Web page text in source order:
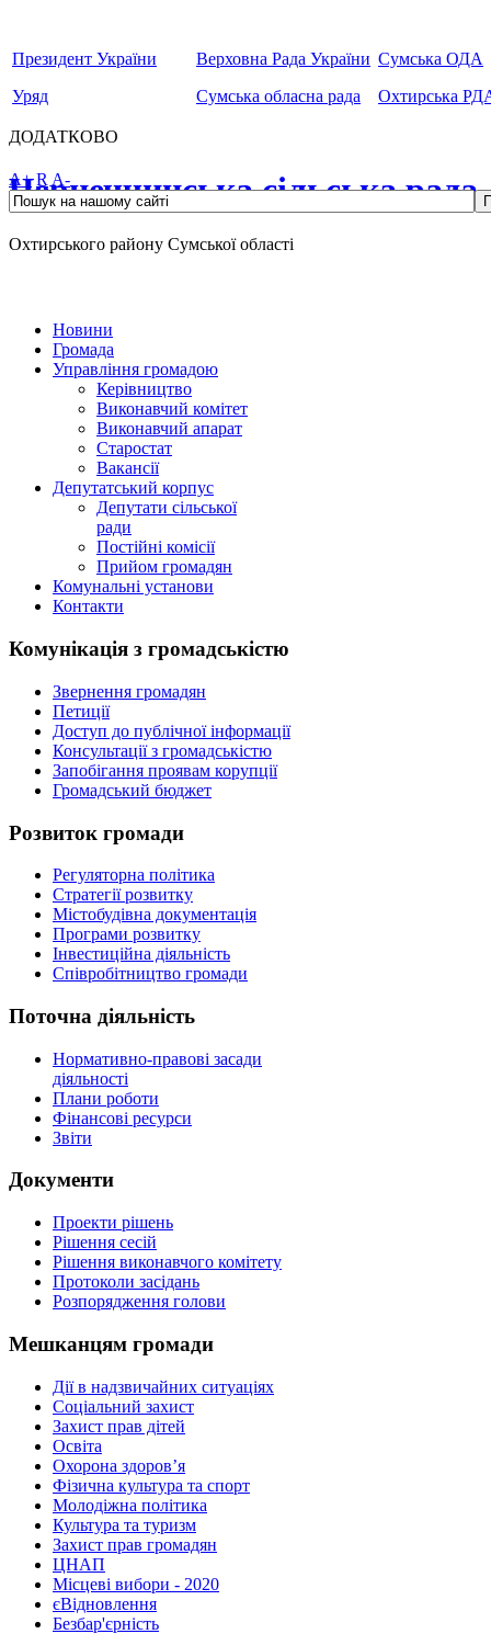
Президент України
Уряд
Верховна Рада України
Сумська обласна рада
Сумська ОДА
Охтирська
ДОДАТКОВО
Чернеччинська сільська рада
Охтирського району Сумської області
A+ RA-
Новини
Громада
Управління громадою
Керівництво
Виконавчий комітет
Виконавчий апарат
Старостат
Вакансії
Депутатський корпус
Депутати сільської
ради
Постійні комісії
Прийом громадян
Комунальні установи
Контакти
Комунікація з громадськістю
Звернення громадян
Петиції
Доступ до публічної інформації
Консультації з громадськістю
Запобігання проявам корупції
Громадський бюджет
Розвиток громади
Регуляторна політика
Стратегії розвитку
Містобудівна документація
Програми розвитку
Інвестиційна діяльність
Співробітництво громади
Поточна діяльність
Нормативно-правові засади
діяльності
Плани роботи
Фінансові ресурси
Звіти
Документи
Проекти рішень
Рішення сесій
Рішення виконавчого комітету
Протоколи засідань
Розпорядження голови
Мешканцям громади
Дії в надзвичайних ситуаціях
Соціальний захист
Захист прав дітей
Освіта
Охорона здоров’я
Фізична культура та спорт
Молодіжна політика
Культура та туризм
Захист прав громадян
ЦНАП
Місцеві вибори - 2020
єВідновлення
Безбар'єрність